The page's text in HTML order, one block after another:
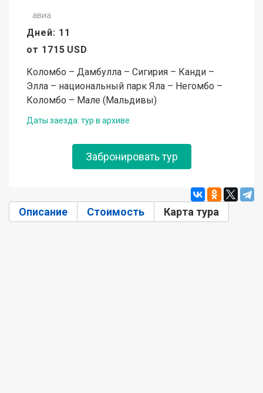
авиа
Дней: 11
от 1715 USD
Коломбо – Дамбулла – Сигирия – Канди –
Элла – национальный парк Яла – Негомбо –
Коломбо – Мале (Мальдивы)
Даты заезда: тур в архиве
Забронировать тур
Описание Стоимость Карта тура